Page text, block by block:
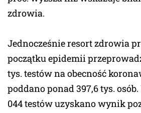
zdrowia.
Jednocześnie resort zdrowia
początku epidemii
tys. testów na obecność
poddano ponad 397,6 tys.
044 testów uzyskano wynik